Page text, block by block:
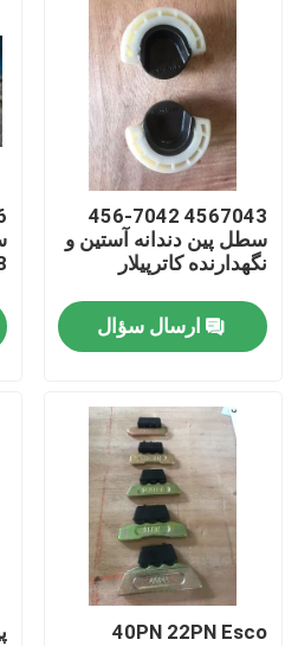
محصولات
درباره ما
تور کارخانه
کنترل کیفیت
با ما تماس بگیرید
اخبار
درخواست نقل قول
دندان سطلی بیل مکانیکی
دندان چاک دهنده بیل مکانیکی
4567043 456-7042
سطل پین دندانه آستین و
نگهدارنده کاترپیلار
ارسال سؤال
40PN 22PN Esco